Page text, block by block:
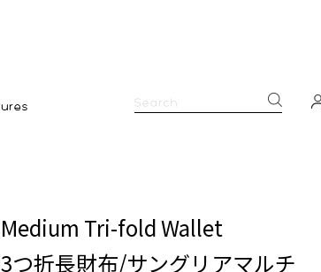
Medium Tri-fold Wallet
3つ折長財布/サングリアマルチ